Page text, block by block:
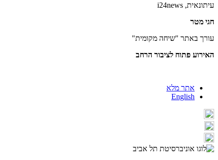
עיתונאית, i24news
חגי מטר
עורך באתר "שיחה מקומית"
האירוע פתוח לציבור הרחב
אתר מלא
English